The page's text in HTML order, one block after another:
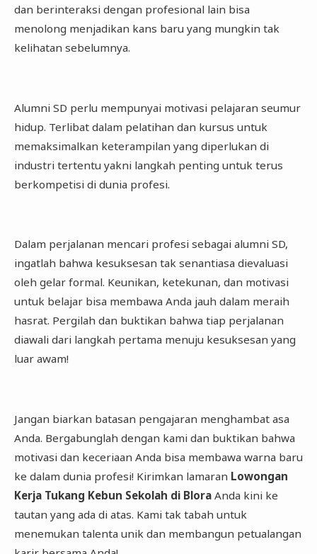
dan berinteraksi dengan profesional lain bisa
menolong menjadikan kans baru yang mungkin tak
kelihatan sebelumnya.
Alumni SD perlu mempunyai motivasi pelajaran seumur
hidup. Terlibat dalam pelatihan dan kursus untuk
memaksimalkan keterampilan yang diperlukan di
industri tertentu yakni langkah penting untuk terus
berkompetisi di dunia profesi.
Dalam perjalanan mencari profesi sebagai alumni SD,
ingatlah bahwa kesuksesan tak senantiasa dievaluasi
oleh gelar formal. Keunikan, ketekunan, dan motivasi
untuk belajar bisa membawa Anda jauh dalam meraih
hasrat. Pergilah dan buktikan bahwa tiap perjalanan
diawali dari langkah pertama menuju kesuksesan yang
luar awam!
Jangan biarkan batasan pengajaran menghambat asa
Anda. Bergabunglah dengan kami dan buktikan bahwa
motivasi dan keceriaan Anda bisa membawa warna baru
ke dalam dunia profesi! Kirimkan lamaran Lowongan
Kerja Tukang Kebun Sekolah di BloraAnda kini ke
tautan yang ada di atas. Kami tak tabah untuk
menemukan talenta unik dan membangun petualangan